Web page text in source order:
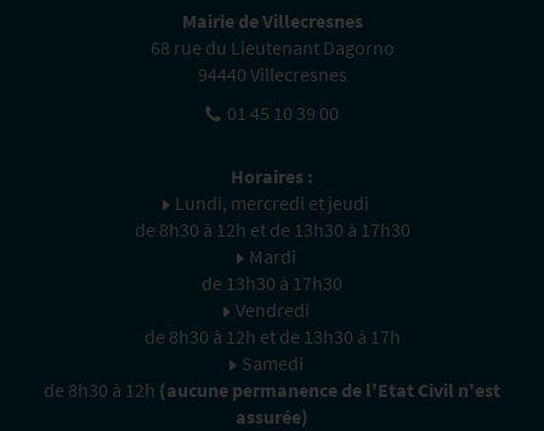
Mairie de Villecresnes
68 rue du Lieutenant Dagorno
94440 Villecresnes
01 45 10 39 00
Horaires :
Lundi, mercredi et jeudi
de 8h30 à 12h et de 13h30 à 17h30
Mardi
de 13h30 à 17h30
Vendredi
de 8h30 à 12h et de 13h30 à 17h
Samedi
de 8h30 à 12h (aucune permanence de l'Etat Civil n'est
assurée)